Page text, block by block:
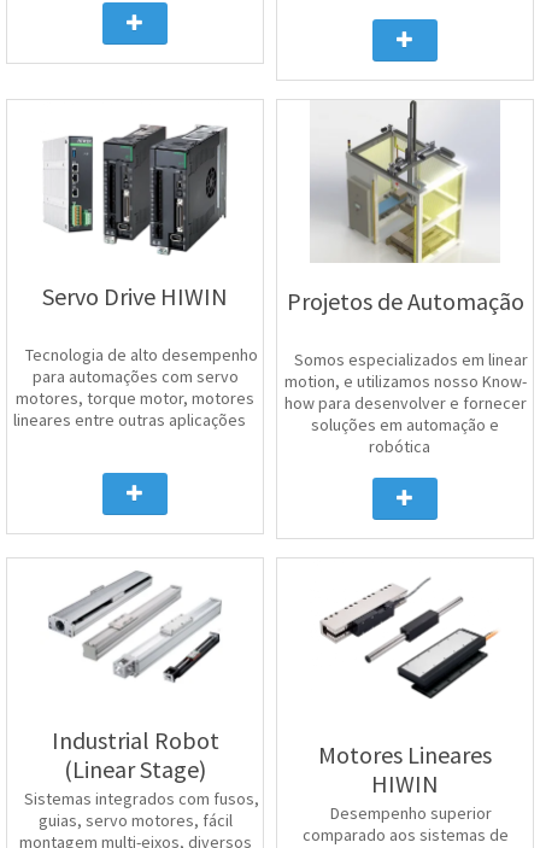
Servo Drive HIWIN
Tecnologia de alto desempenho
para automações com servo
motores, torque motor, motores
lineares entre outras aplicações
Projetos de Automação
Somos especializados em linear
motion, e utilizamos nosso Know-
how para desenvolver e fornecer
soluções em automação e
robótica
Industrial Robot
(Linear Stage)
Sistemas integrados com fusos,
guias, servo motores, fácil
montagem multi-eixos, diversos
Motores Lineares
HIWIN
Desempenho superior
comparado aos sistemas de